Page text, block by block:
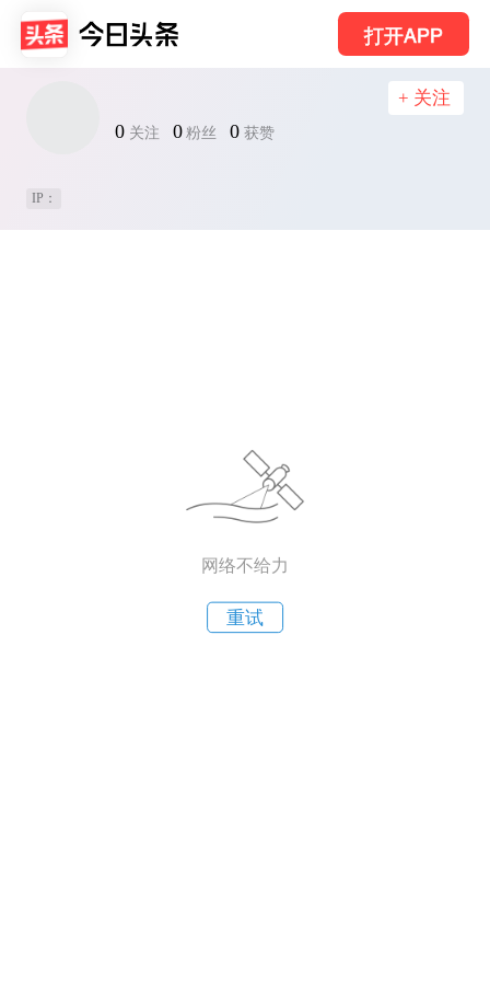
打开APP
0 关注 0 粉丝 0 获赞
+ 关注
IP：
网络不给力
重试